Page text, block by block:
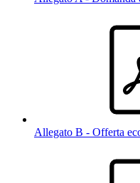
Allegato B - Offerta